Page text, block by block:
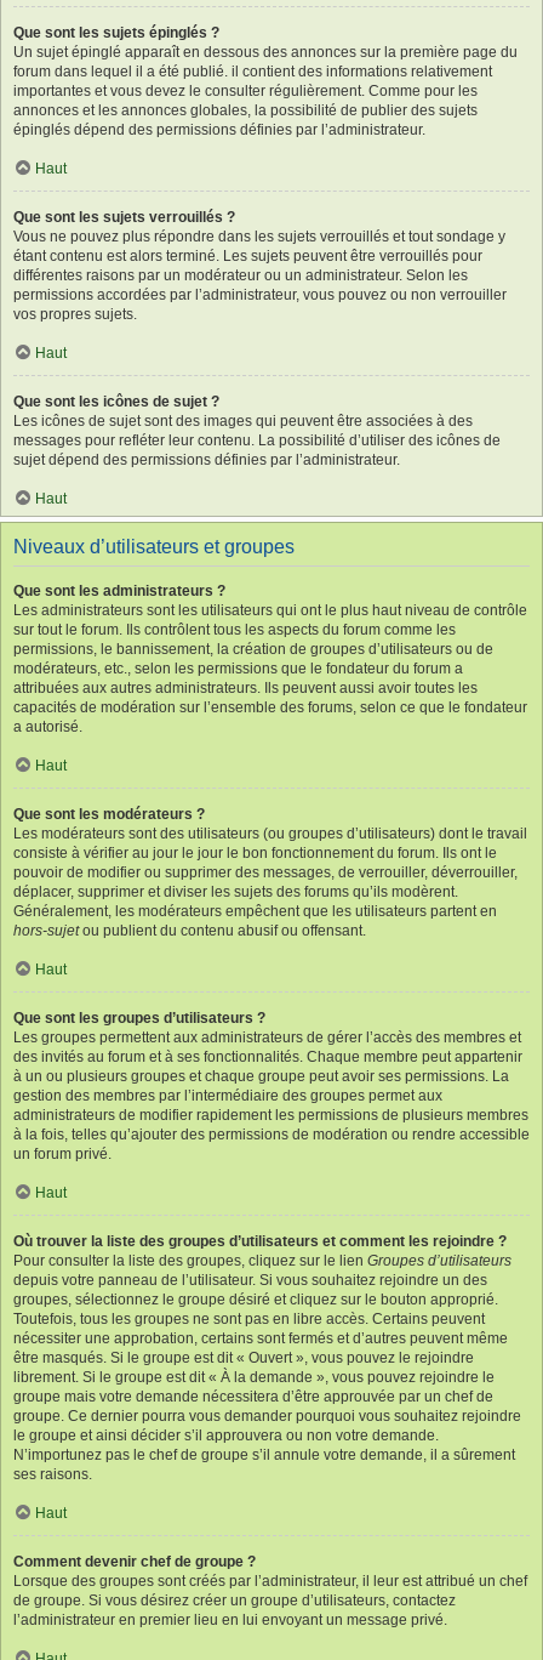
Que sont les sujets épinglés ?
Un sujet épinglé apparaît en dessous des annonces sur la première page du
forum dans lequel il a été publié. il contient des informations relativement
importantes et vous devez le consulter régulièrement. Comme pour les
annonces et les annonces globales, la possibilité de publier des sujets
épinglés dépend des permissions définies par l’administrateur.
Haut
Que sont les sujets verrouillés ?
Vous ne pouvez plus répondre dans les sujets verrouillés et tout sondage y
étant contenu est alors terminé. Les sujets peuvent être verrouillés pour
différentes raisons par un modérateur ou un administrateur. Selon les
permissions accordées par l’administrateur, vous pouvez ou non verrouiller
vos propres sujets.
Haut
Que sont les icônes de sujet ?
Les icônes de sujet sont des images qui peuvent être associées à des
messages pour refléter leur contenu. La possibilité d’utiliser des icônes de
sujet dépend des permissions définies par l’administrateur.
Haut
Niveaux d’utilisateurs et groupes
Que sont les administrateurs ?
Les administrateurs sont les utilisateurs qui ont le plus haut niveau de contrôle
sur tout le forum. Ils contrôlent tous les aspects du forum comme les
permissions, le bannissement, la création de groupes d’utilisateurs ou de
modérateurs, etc., selon les permissions que le fondateur du forum a
attribuées aux autres administrateurs. Ils peuvent aussi avoir toutes les
capacités de modération sur l’ensemble des forums, selon ce que le fondateur
a autorisé.
Haut
Que sont les modérateurs ?
Les modérateurs sont des utilisateurs (ou groupes d’utilisateurs) dont le travail
consiste à vérifier au jour le jour le bon fonctionnement du forum. Ils ont le
pouvoir de modifier ou supprimer des messages, de verrouiller, déverrouiller,
déplacer, supprimer et diviser les sujets des forums qu’ils modèrent.
Généralement, les modérateurs empêchent que les utilisateurs partent en
hors-sujetou publient du contenu abusif ou offensant.
Haut
Que sont les groupes d’utilisateurs ?
Les groupes permettent aux administrateurs de gérer l’accès des membres et
des invités au forum et à ses fonctionnalités. Chaque membre peut appartenir
à un ou plusieurs groupes et chaque groupe peut avoir ses permissions. La
gestion des membres par l’intermédiaire des groupes permet aux
administrateurs de modifier rapidement les permissions de plusieurs membres
à la fois, telles qu’ajouter des permissions de modération ou rendre accessible
un forum privé.
Haut
Où trouver la liste des groupes d’utilisateurs et comment les rejoindre ?
Pour consulter la liste des groupes, cliquez sur le lien Groupes d’utilisateurs
depuis votre panneau de l’utilisateur. Si vous souhaitez rejoindre un des
groupes, sélectionnez le groupe désiré et cliquez sur le bouton approprié.
Toutefois, tous les groupes ne sont pas en libre accès. Certains peuvent
nécessiter une approbation, certains sont fermés et d’autres peuvent même
être masqués. Si le groupe est dit « Ouvert », vous pouvez le rejoindre
librement. Si le groupe est dit « À la demande », vous pouvez rejoindre le
groupe mais votre demande nécessitera d’être approuvée par un chef de
groupe. Ce dernier pourra vous demander pourquoi vous souhaitez rejoindre
le groupe et ainsi décider s’il approuvera ou non votre demande.
N’importunez pas le chef de groupe s’il annule votre demande, il a sûrement
ses raisons.
Haut
Comment devenir chef de groupe ?
Lorsque des groupes sont créés par l’administrateur, il leur est attribué un chef
de groupe. Si vous désirez créer un groupe d’utilisateurs, contactez
l’administrateur en premier lieu en lui envoyant un message privé.